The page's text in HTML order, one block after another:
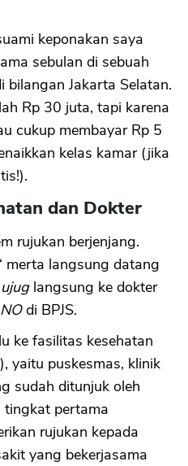
keponakan saya
sebulan di sebuah
bilangan Jakarta Selatan.
Rp 30 juta, tapi karena
cukup membayar Rp 5
kelas kamar (jika
dan Dokter
rujukan berjenjang.
merta langsung datang
langsung ke dokter
di BPJS.
ke fasilitas kesehatan
yaitu puskesmas, klinik
sudah ditunjuk oleh
tingkat pertama
rujukan kepada
yang bekerjasama